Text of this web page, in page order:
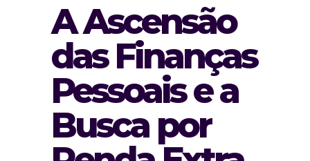
A Ascensão
das Finanças
Pessoais e a
Busca por